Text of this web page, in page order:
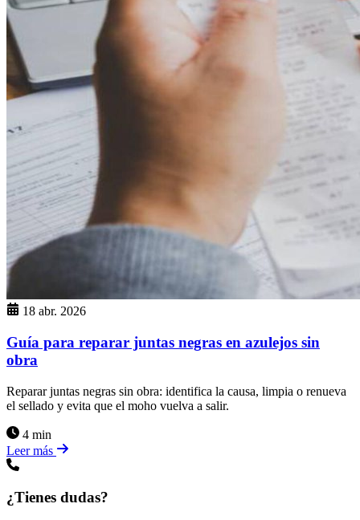
18 abr. 2026
Guía para reparar juntas negras en azulejos sin
obra
Reparar juntas negras sin obra: identifica la causa, limpia o renueva
el sellado y evita que el moho vuelva a salir.
4 min
Leer más
¿Tienes dudas?